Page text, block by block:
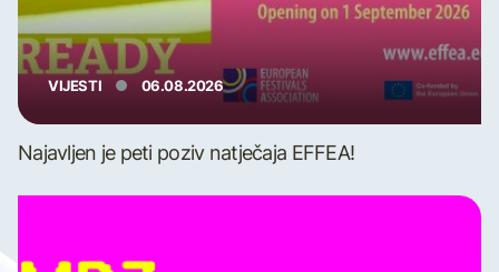
VIJESTI 06.08.2026
Najavljen je peti poziv natječaja EFFEA!